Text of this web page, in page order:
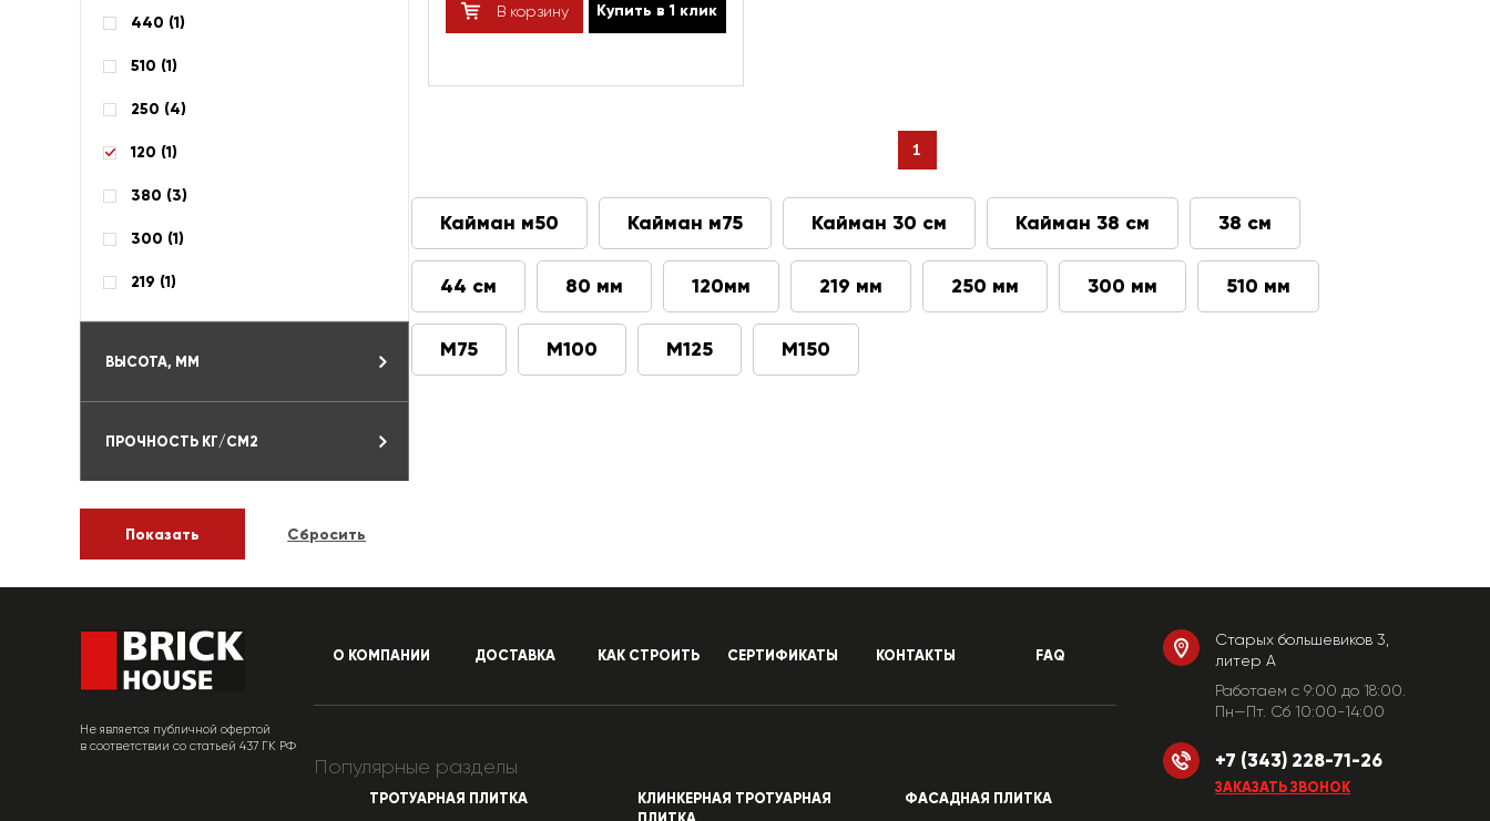
440 (1)
510 (1)
250 (4)
120 (1)
380 (3)
300 (1)
219 (1)
ВЫСОТА, ММ
ПРОЧНОСТЬ КГ/СМ2
В корзину Купить в 1 клик
1
Кайман м50 Кайман м75 Кайман 30 см Кайман 38 см 38 см
44 см 80 мм 120мм 219 мм 250 мм 300 мм 510 мм
М75 М100 М125 М150
Не является публичной офертой
в соответствии со статьей 437 ГК РФ
О КОМПАНИИ ДОСТАВКА КАК СТРОИТЬ СЕРТИФИКАТЫ КОНТАКТЫ FAQ
Популярные разделы
ТРОТУАРНАЯ ПЛИТКА
КЛИНКЕРНАЯ ТРОТУАРНАЯ
ФАСАДНАЯ ПЛИТКА
Старых большевиков 3,
литер А
Работаем c 9:00 до 18:00.
Пн—Пт. Сб 10:00-14:00
+7 (343) 228-71-26
ЗАКАЗАТЬ ЗВОНОК